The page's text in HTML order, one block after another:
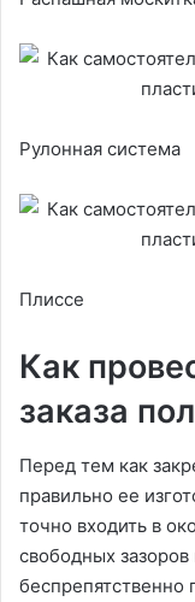
Рулонная система
Плиссе
Как
заказа
Перед тем как
правильно ее
точно входить в
свободных
беспрепятственно